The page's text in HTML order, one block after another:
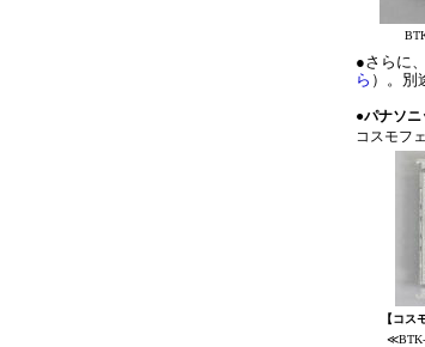
●さらに
ら ）。別
●パナソニ
コスモフ
【コス